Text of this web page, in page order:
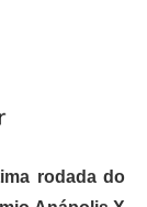
rodada do